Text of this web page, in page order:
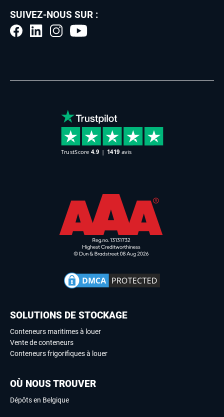
SUIVEZ-NOUS SUR :
SOLUTIONS DE STOCKAGE
Conteneurs maritimes à louer
Vente de conteneurs
Conteneurs frigorifiques à louer
OÙ NOUS TROUVER
Dépôts en Belgique